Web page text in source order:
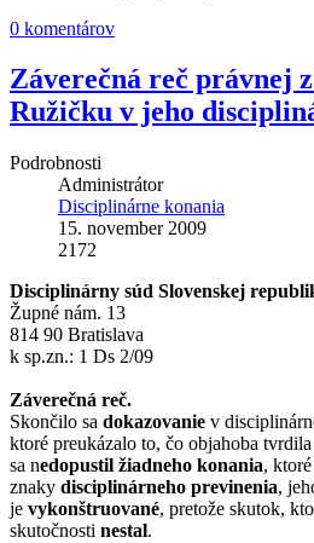
0 komentárov
Záverečná reč právnej
Ružičku v jeho
Podrobnosti
Administrátor
Disciplinárne konania
15. november 2009
2172
Disciplinárny súd Slovenskej
Župné nám. 13
814 90 Bratislava
k sp.zn.: 1 Ds 2/09
Záverečná reč.
Skončilo sa dokazovanie v
ktoré preukázalo to, čo objahoba
sa nedopustil žiadneho konania,
znaky disciplinárneho previnenia,
je vykonštruované, pretože skutok,
skutočnosti nestal.